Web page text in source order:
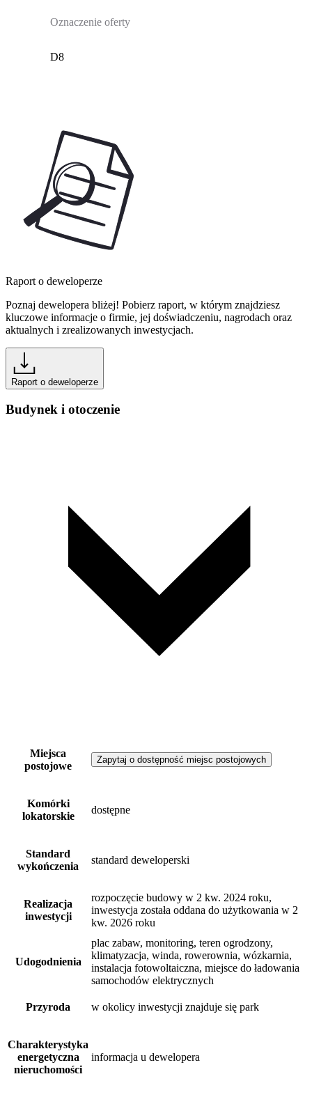
Oznaczenie oferty
D8
Raport o deweloperze
Poznaj dewelopera bliżej! Pobierz raport, w którym znajdziesz
kluczowe informacje o firmie, jej doświadczeniu, nagrodach oraz
aktualnych i zrealizowanych inwestycjach.
Raport o deweloperze
Budynek i otoczenie
Miejsca
postojowe
Zapytaj o dostępność miejsc postojowych
Komórki
lokatorskie
dostępne
Standard
wykończenia
standard deweloperski
Realizacja
inwestycji
rozpoczęcie budowy w 2 kw. 2024 roku,
inwestycja została oddana do użytkowania w 2
kw. 2026 roku
Udogodnienia
plac zabaw, monitoring, teren ogrodzony,
klimatyzacja, winda, rowerownia, wózkarnia,
instalacja fotowoltaiczna, miejsce do ładowania
samochodów elektrycznych
Przyroda w okolicy inwestycji znajduje się park
Charakterystyka
energetyczna
nieruchomości
informacja u dewelopera